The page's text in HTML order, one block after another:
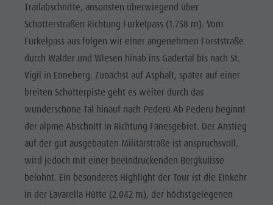
MUSEEN
SEHENSWÜRDIGKEITEN
ORTE &
UMGEBUNG
TRADITION &
HANDWERK
HIGHLIGHT
EVENTS
Info A-Z
Rafting & Canyoning
Reiten
Tennis
Schwimmen
Tourenübersicht
Newsletter
Katalogservice
Ortstaxe
Urlaub mit Hund
Pilze sammeln
Kronplatz Doctor Service
FAQ
Trailabschnitte, ansonsten überwiegend über
Schotterstraßen Richtung Furkelpass (1.758 m). Vom
Furkelpass aus folgen wir einer angenehmen Forststraße
durch Wälder und Wiesen hinab ins Gadertal bis nach St.
Vigil in Enneberg. Zunächst auf Asphalt, später auf einer
breiten Schotterpiste geht es weiter durch das
wunderschöne Tal hinauf nach Pederü Ab Pederü beginnt
der alpine Abschnitt in Richtung Fanesgebiet. Der Anstieg
auf der gut ausgebauten Militärstraße ist anspruchsvoll,
wird jedoch mit einer beeindruckenden Bergkulisse
belohnt. Ein besonderes Highlight der Tour ist die Einkehr
in der Lavarella Hütte (2.042 m), der höchstgelegenen